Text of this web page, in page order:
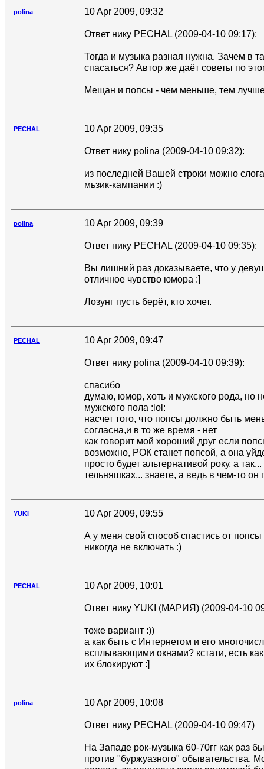
polina 10 Apr 2009, 09:32
Ответ нику PECHAL (2009-04-10 09:17):
Тогда и музыка разная нужна. Зачем в
спасаться? Автор же даёт советы по
Мещан и попсы - чем меньше, тем
PECHAL 10 Apr 2009, 09:35
Ответ нику polina (2009-04-10 09:32):
из последней Вашей строки можно
мьзик-кампании :)
polina 10 Apr 2009, 09:39
Ответ нику PECHAL (2009-04-10 09:35):
Вы лишний раз доказываете, что у
отличное чувство юмора :]
Лозунг пусть берёт, кто хочет.
PECHAL 10 Apr 2009, 09:47
Ответ нику polina (2009-04-10 09:39):
спасибо
думаю, юмор, хоть и мужского рода, но
мужского пола :lol:
насчет того, что попсы должно быть
согласна,и в то же время - нет
как говорит мой хороший друг если
возможно, РОК станет попсой, а она
просто будет альтернативой року, а
тельняшках... знаете, а ведь в чем-то он
YUKI 10 Apr 2009, 09:55
А у меня свой способ спастись от
никогда не включать :)
PECHAL 10 Apr 2009, 10:01
Ответ нику YUKI (МАРИЯ) (2009-04-10
тоже вариант :))
а как быть с Интернетом и его
всплывающими окнами? кстати, есть
их блокируют :]
polina 10 Apr 2009, 10:08
Ответ нику PECHAL (2009-04-10 09:47)
На Западе рок-музыка 60-70гг как раз
против "буржуазного" обывательства.